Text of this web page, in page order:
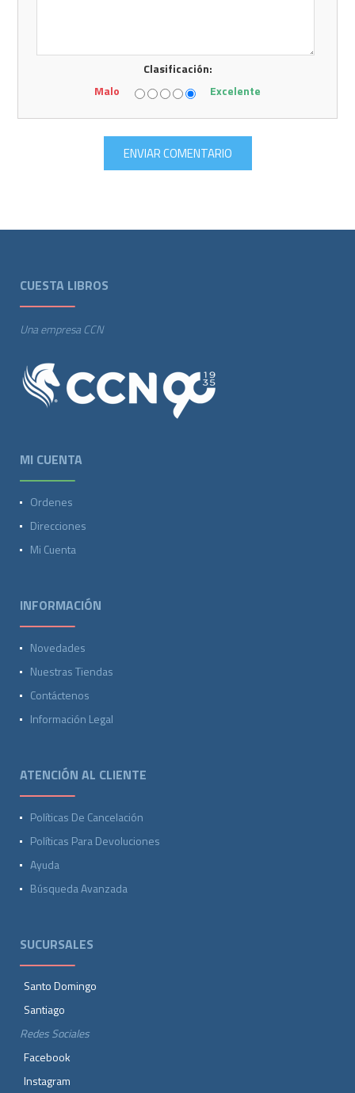
Clasificación:
Malo
Excelente
CUESTA LIBROS
Una empresa CCN
MI CUENTA
Ordenes
Direcciones
Mi Cuenta
INFORMACIÓN
Novedades
Nuestras Tiendas
Contáctenos
Información Legal
ATENCIÓN AL CLIENTE
Políticas De Cancelación
Políticas Para Devoluciones
Ayuda
Búsqueda Avanzada
SUCURSALES
Santo Domingo
Santiago
Redes Sociales
Facebook
Instagram